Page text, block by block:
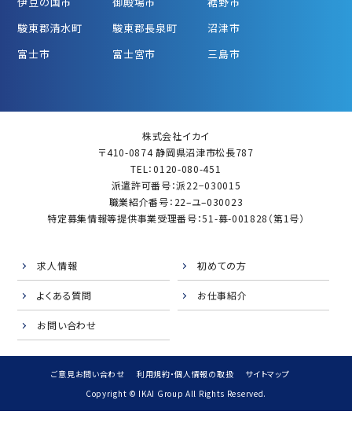
駿東郡清水町
駿東郡長泉町
沼津市
富士市
富士宮市 三島市
株式会社イカイ
〒410-0874 静岡県沼津市松長787
TEL：0120-080-451
派遣許可番号：派22−030015
職業紹介番号：22–ユ–030023
特定募集情報等提供事業受理番号：51-募-001828（第1号）
求人情報 初めての方
よくある質問 お仕事紹介
お問い合わせ
ご意見お問い合わせ 利用規約・個人情報の取扱
サイトマップ
Copyright © IKAI Group All Rights Reserved.